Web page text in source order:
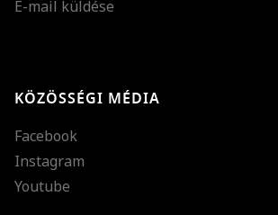
E-mail küldése
KÖZÖSSÉGI MÉDIA
Facebook
Instagram
Youtube